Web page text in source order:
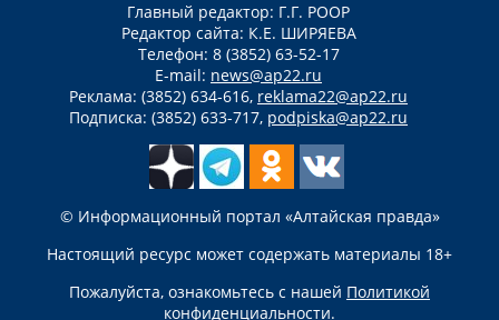
Главный редактор: Г.Г. РООР
Редактор сайта: К.Е. ШИРЯЕВА
Телефон: 8 (3852) 63-52-17
E-mail: news@ap22.ru
Реклама: (3852) 634-616, reklama22@ap22.ru
Подписка: (3852) 633-717, podpiska@ap22.ru
© Информационный портал «Алтайская правда»
Настоящий ресурс может содержать материалы 18+
Пожалуйста, ознакомьтесь с нашей Политикой
конфиденциальности.